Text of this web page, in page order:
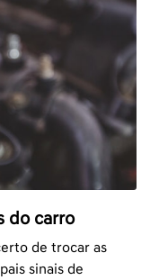
do carro
de trocar as
sinais de